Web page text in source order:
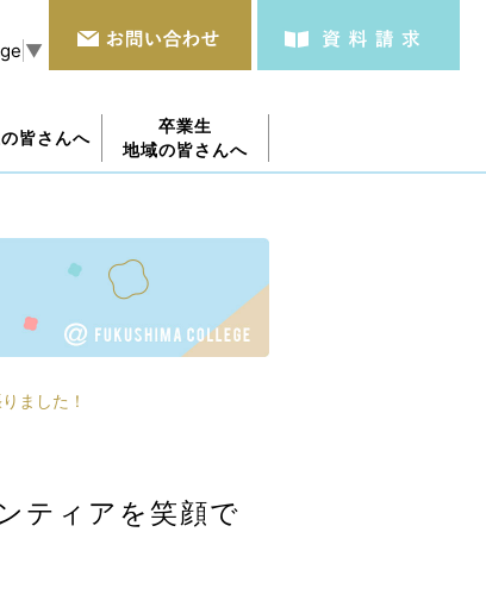
▼
皆さんへ
卒業生
地域の皆さんへ
ました！
ティアを笑顔で